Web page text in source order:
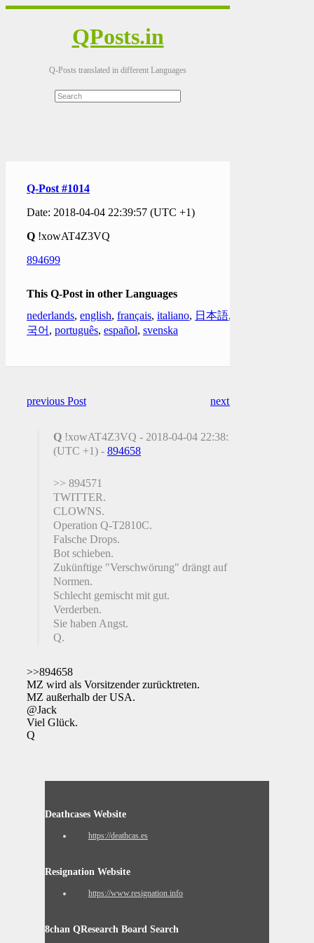
QPosts.in
Q-Posts translated in different Languages
Q-Post #1014
Date: 2018-04-04 22:39:57 (UTC +1)
Q !xowAT4Z3VQ
894699
This Q-Post in other Languages
nederlands, english, français, italiano, 日本語,
국어 , português, español, svenska
previous Post next Post
Q !xowAT4Z3VQ - 2018-04-04 22:38:13
(UTC +1) - 894658
>> 894571
TWITTER.
CLOWNS.
Operation Q-T2810C.
Falsche Drops.
Bot schieben.
Zukünftige "Verschwörung" drängt auf
Normen.
Schlecht gemischt mit gut.
Verderben.
Sie haben Angst.
Q.
>>894658
MZ wird als Vorsitzender zurücktreten.
MZ außerhalb der USA.
@Jack
Viel Glück.
Q
Deathcases Website
https://deathcas.es
Resignation Website
https://www.resignation.info
8chan QResearch Board Search